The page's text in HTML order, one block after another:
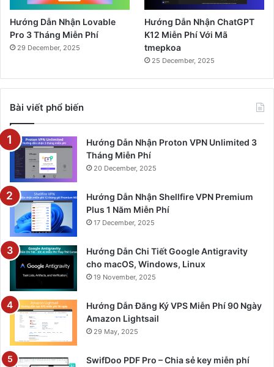
Hướng Dẫn Nhận Lovable
Pro 3 Tháng Miễn Phí
29 December, 2025
Hướng Dẫn Nhận ChatGPT
K12 Miễn Phí Với Mã
tmepkoa
25 December, 2025
Bài viết phổ biến
Hướng Dẫn Nhận Proton VPN Unlimited 3
Tháng Miễn Phí
20 December, 2025
Hướng Dẫn Nhận Shellfire VPN Premium
Plus 1 Năm Miễn Phí
17 December, 2025
Hướng Dẫn Chi Tiết Google Antigravity
cho macOS, Windows, Linux
19 November, 2025
Hướng Dẫn Đăng Ký VPS Miễn Phí 90 Ngày
Amazon Lightsail
29 May, 2025
SwifDoo PDF Pro – Chia sẻ key miễn phí